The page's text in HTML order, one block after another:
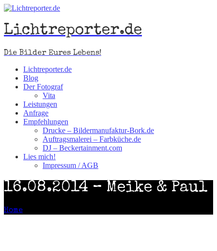
Lichtreporter.de
Die Bilder Eures Lebens!
Lichtreporter.de
Blog
Der Fotograf
Vita
Leistungen
Anfrage
Empfehlungen
Drucke – Bildermanufaktur-Bork.de
Auftragsmalerei – Farbküche.de
DJ – Beckertainment.com
Lies mich!
Impressum / AGB
16.08.2014 – Meike & Paul
Home